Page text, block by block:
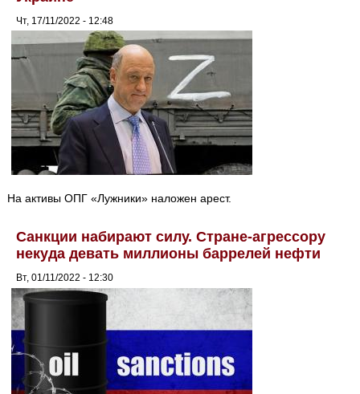
Чт, 17/11/2022 - 12:48
На активы ОПГ «Лужники» наложен арест.
Санкции набирают силу. Стране-агрессору
некуда девать миллионы баррелей нефти
Вт, 01/11/2022 - 12:30